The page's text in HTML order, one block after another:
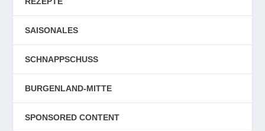
SAISONALES
SCHNAPPSCHUSS
BURGENLAND-MITTE
SPONSORED CONTENT